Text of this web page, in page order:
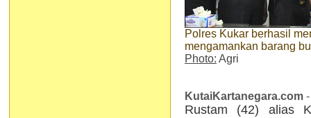
Polres Kukar berhasil
mengamankan barang
Photo: Agri
KutaiKartanegara.com
Rustam (42) alias